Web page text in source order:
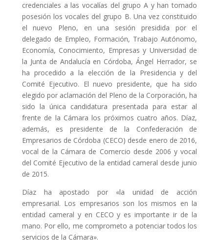
credenciales a las vocalías del grupo A y han tomado
posesión los vocales del grupo B. Una vez constituido
el nuevo Pleno, en una sesión presidida por el
delegado de Empleo, Formación, Trabajo Autónomo,
Economía, Conocimiento, Empresas y Universidad de
la Junta de Andalucía en Córdoba, Ángel Herrador, se
ha procedido a la elección de la Presidencia y del
Comité Ejecutivo. El nuevo presidente, que ha sido
elegido por aclamación del Pleno de la Corporación, ha
sido la única candidatura presentada para estar al
frente de la Cámara los próximos cuatro años. Díaz,
además, es presidente de la Confederación de
Empresarios de Córdoba (CECO) desde enero de 2016,
vocal de la Cámara de Comercio desde 2006 y vocal
del Comité Ejecutivo de la entidad cameral desde junio
de 2015.
Díaz ha apostado por «la unidad de acción
empresarial. Los empresarios son los mismos en la
entidad cameral y en CECO y es importante ir de la
mano. Por ello, me comprometo a potenciar todos los
servicios de la Cámara».